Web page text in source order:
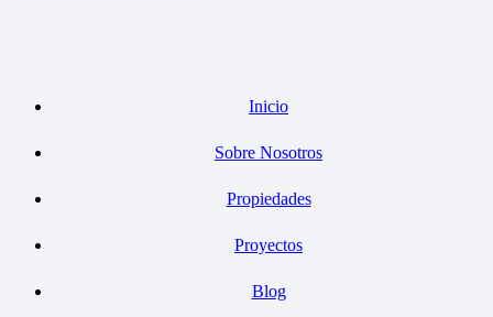
Inicio
Sobre Nosotros
Propiedades
Proyectos
Blog